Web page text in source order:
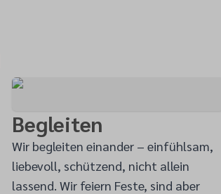
Begleiten
Wir begleiten einander – einfühlsam,
liebevoll, schützend, nicht allein
lassend. Wir feiern Feste, sind aber